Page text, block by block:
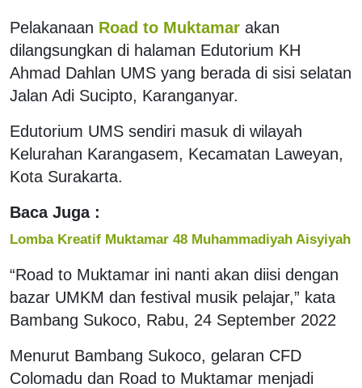
Pelakanaan Road to Muktamar akan
dilangsungkan di halaman Edutorium KH
Ahmad Dahlan UMS yang berada di sisi selatan
Jalan Adi Sucipto, Karanganyar.
Edutorium UMS sendiri masuk di wilayah
Kelurahan Karangasem, Kecamatan Laweyan,
Kota Surakarta.
Baca Juga :
Lomba Kreatif Muktamar 48 Muhammadiyah Aisyiyah
“Road to Muktamar ini nanti akan diisi dengan
bazar UMKM dan festival musik pelajar,” kata
Bambang Sukoco, Rabu, 24 September 2022
Menurut Bambang Sukoco, gelaran CFD
Colomadu dan Road to Muktamar menjadi